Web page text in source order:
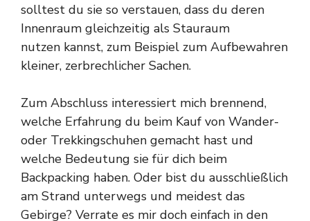
solltest du sie so verstauen, dass du deren
Innenraum gleichzeitig als Stauraum
nutzen kannst, zum Beispiel zum Aufbewahren
kleiner, zerbrechlicher Sachen.
Zum Abschluss interessiert mich brennend,
welche Erfahrung du beim Kauf von Wander-
oder Trekkingschuhen gemacht hast und
welche Bedeutung sie für dich beim
Backpacking haben. Oder bist du ausschließlich
am Strand unterwegs und meidest das
Gebirge? Verrate es mir doch einfach in den